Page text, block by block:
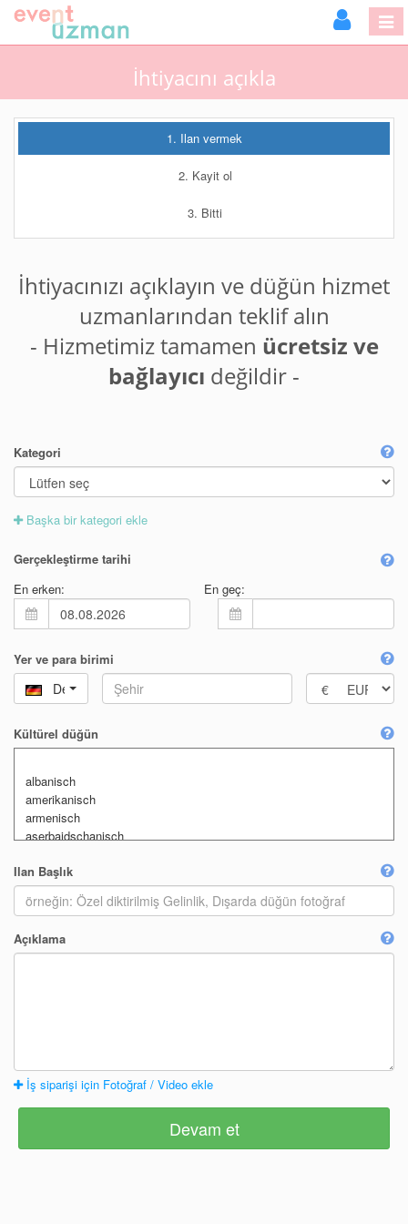
İhtiyacını açıkla
1. Ilan vermek
2. Kayit ol
3. Bitti
İhtiyacınızı açıklayın ve düğün hizmet
uzmanlarından teklif alın
- Hizmetimiz tamamen ücretsiz ve
bağlayıcı değildir -
Kategori
Başka bir kategori ekle
Gerçekleştirme tarihi
En erken:
En geç:
Yer ve para birimi
Deutschland
Kültürel düğün
Ilan Başlık
Açıklama
İş siparişi için Fotoğraf / Video ekle